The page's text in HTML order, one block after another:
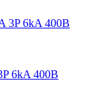
6kA 400В